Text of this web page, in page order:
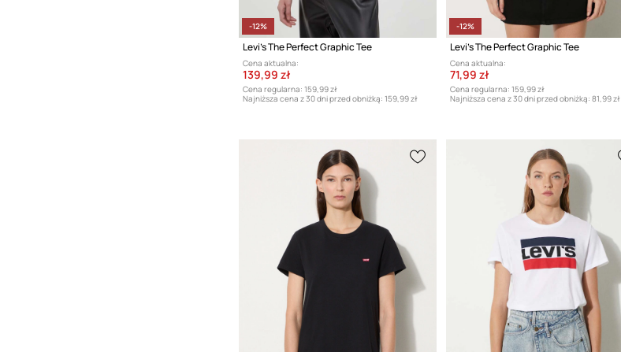
-12%
Levi's The Perfect Graphic Tee
Cena aktualna:
139,99 zł
Cena regularna: 159,99 zł
Najniższa cena z 30 dni przed obniżką: 159,99 zł
-12%
Levi's The Perfect Graphic Tee
Cena aktualna:
71,99 zł
Cena regularna: 159,99 zł
Najniższa cena z 30 dni przed obniżką: 81,99 zł